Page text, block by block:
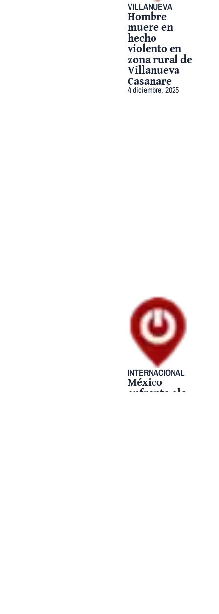
VILLANUEVA
Hombre
muere en
hecho
violento en
zona rural de
Villanueva
Casanare
4 diciembre, 2025
INTERNACIONAL
México
enfrenta ola